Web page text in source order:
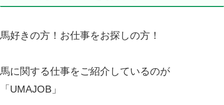
馬好きの方！お仕事をお探しの方！
馬に関する仕事をご紹介しているのが
「UMAJOB」